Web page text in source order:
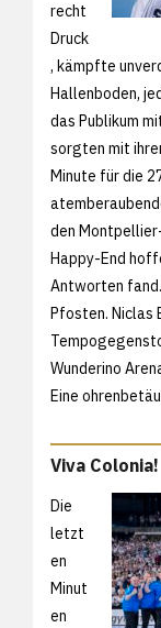
recht
Druck
, kämpfte
Hallenboden,
das Publikum
sorgten mit
Minute für die
den
Happy-End
Antworten
Pfosten. Niclas
Wunderino
Eine
Viva Colonia!
Die
letzt
en
Minut
en